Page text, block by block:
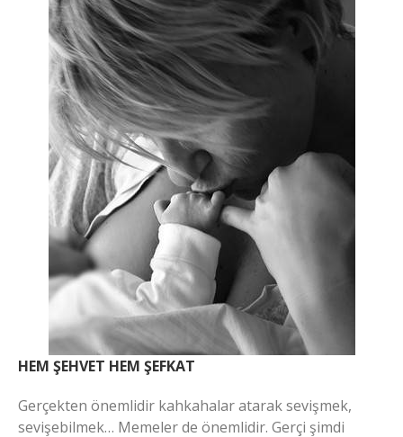
HEM ŞEHVET HEM ŞEFKAT
Gerçekten önemlidir kahkahalar atarak sevişmek,
sevişebilmek… Memeler de önemlidir. Gerçi şimdi